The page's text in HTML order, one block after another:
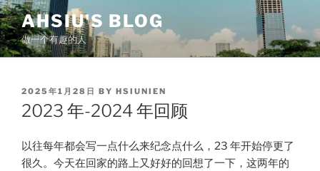
Skip
to
content
AHSIU'S BLOG
做一个有趣的人
POSTED
ON
2025年1月28日 BY HSIUNIEN
2023 年-2024 年回顾
以往每年都会写一点什么来纪念点什么，23 年开始停更了
很久。今天在回家的路上又好好的回想了一下，这两年的